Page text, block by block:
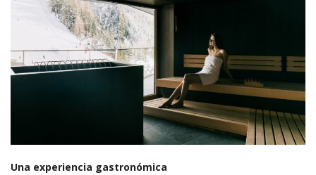
Una experiencia gastronómica